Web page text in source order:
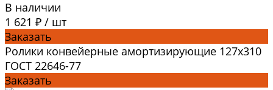
В наличии
1 621 ₽ / шт
Заказать
Ролики конвейерные амортизирующие 127х310
ГОСТ 22646-77
Заказать